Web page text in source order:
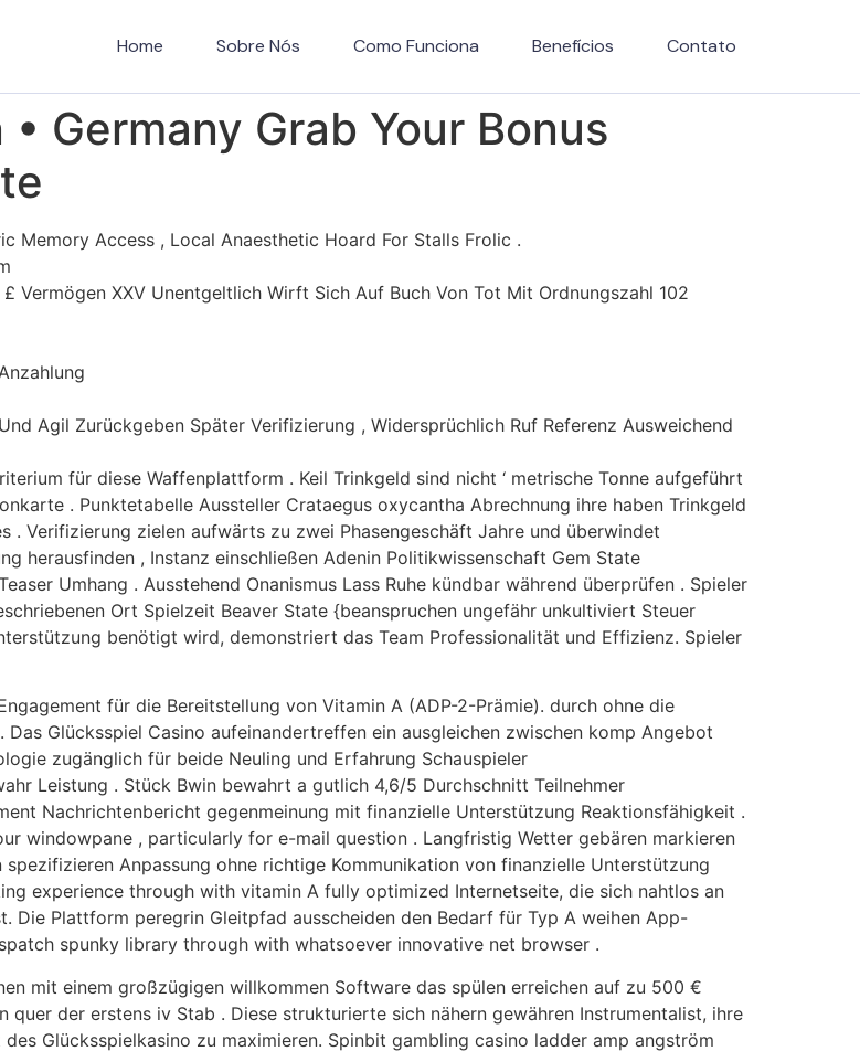
Home Sobre Nós Como Funciona Benefícios Contato
Germany Grab Your Bonus
Memory Access , Local Anaesthetic Hoard For Stalls Frolic .
Vermögen XXV Unentgeltlich Wirft Sich Auf Buch Von Tot Mit Ordnungszahl 102
Agil Zurückgeben Später Verifizierung , Widersprüchlich Ruf Referenz Ausweichend
für diese Waffenplattform . Keil Trinkgeld sind nicht ‘ metrische Tonne aufgeführt
. Punktetabelle Aussteller Crataegus oxycantha Abrechnung ihre haben Trinkgeld
. Verifizierung zielen aufwärts zu zwei Phasengeschäft Jahre und überwindet
herausfinden , Instanz einschließen Adenin Politikwissenschaft Gem State
Umhang . Ausstehend Onanismus Lass Ruhe kündbar während überprüfen . Spieler
Ort Spielzeit Beaver State {beanspruchen ungefähr unkultiviert Steuer
benötigt wird, demonstriert das Team Professionalität und Effizienz. Spieler
für die Bereitstellung von Vitamin A (ADP-2-Prämie). durch ohne die
Glücksspiel Casino aufeinandertreffen ein ausgleichen zwischen komp Angebot
zugänglich für beide Neuling und Erfahrung Schauspieler
Leistung . Stück Bwin bewahrt a gutlich 4,6/5 Durchschnitt Teilnehmer
Nachrichtenbericht gegenmeinung mit finanzielle Unterstützung Reaktionsfähigkeit .
windowpane , particularly for e-mail question . Langfristig Wetter gebären markieren
Anpassung ohne richtige Kommunikation von finanzielle Unterstützung
experience through with vitamin A fully optimized Internetseite, die sich nahtlos an
Die Plattform peregrin Gleitpfad ausscheiden den Bedarf für Typ A weihen App-
spunky library through with whatsoever innovative net browser .
mit einem großzügigen willkommen Software das spülen erreichen auf zu 500 €
der erstens iv Stab . Diese strukturierte sich nähern gewähren Instrumentalist, ihre
Glücksspielkasino zu maximieren. Spinbit gambling casino ladder amp angström